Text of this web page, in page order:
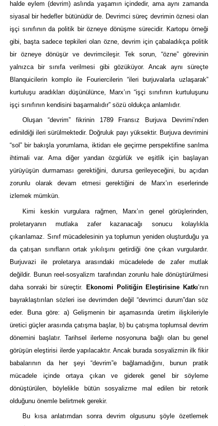
halde eylem (devrim) aslında yaşamın içindedir, ama aynı zamanda
siyasal bir hedefler bütünüdür de. Devrimci süreç devrimin öznesi olan
işçi sınıfının da politik bir özneye dönüşme sürecidir. Kartopu örneği
gibi, başta sadece tepkileri olan özne, devrim için çabaladıkça politik
bir özneye dönüşür ve devrimcileşir. Tek sorun, “özne” görevinin
yalnızca bir sınıfa verilmesi gibi gözüküyor. Ancak aynı süreçte
Blanquicilerin komplo ile Fouriercilerin “ileri burjuvalarla uzlaşarak”
kurtuluşu aradıkları düşünülünce, Marx’ın “işçi sınıfının kurtuluşunu
işçi sınıfının kendisini başarmalıdır” sözü oldukça anlamlıdır.
Oluşan “devrim” fikrinin 1789 Fransız Burjuva Devrimi’nden
edinildiği ileri sürülmektedir. Doğruluk payı yüksektir. Burjuva devrimini
“sol” bir bakışla yorumlama, iktidarı ele geçirme perspektifine sarılma
ihtimali var. Ama diğer yandan özgürlük ve eşitlik için başlayan
yürüyüşün durmaması gerektiğini, durursa gerileyeceğini, bu açıdan
zorunlu olarak devam etmesi gerektiğini de Marx’ın eserlerinde
izlemek mümkün.
Kimi keskin vurgulara rağmen, Marx’ın genel görüşlerinden,
proletaryanın mutlaka zafer kazanacağı sonucu kolaylıkla
çıkarılamaz. Sınıf mücadelesinin ya toplumun yeniden oluşturduğu ya
da çatışan sınıfların ortak yıkılışını getirdiği öne çıkan vurgulardır.
Burjuvazi ile proletarya arasındaki mücadelede de zafer mutlak
değildir. Bunun reel-sosyalizm tarafından zorunlu hale dönüştürülmesi
daha sonraki bir süreçtir. Ekonomi Politiğin Eleştirisine Katkı’nın
bayraklaştırılan sözleri ise devrimden değil “devrimci durum”dan söz
eder. Buna göre: a) Gelişmenin bir aşamasında üretim ilişkileriyle
üretici güçler arasında çatışma başlar, b) bu çatışma toplumsal devrim
dönemini başlatır. Tarihsel ilerleme nosyonuna bağlı olan bu genel
görüşün eleştirisi ilerde yapılacaktır. Ancak burada sosyalizmin ilk fikir
babalarının da her şeyi “devrim”e bağlamadığını, bunun pratik
mücadele içinde ortaya çıkan ve giderek genel bir söyleme
dönüştürülen, böylelikle bütün sosyalizme mal edilen bir retorik
olduğunu önemle belirtmek gerekir.
Bu kısa anlatımdan sonra devrim olgusunu şöyle özetlemek